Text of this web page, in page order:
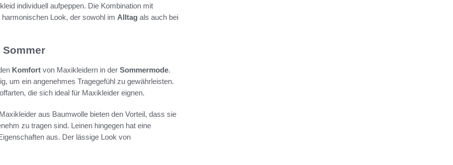
individuell aufpeppen. Die Kombination mit
Look, der sowohl im Alltag als auch bei
Komfort von Maxikleidern in der Sommermode.
um ein angenehmes Tragegefühl zu gewährleisten.
die sich ideal für Maxikleider eignen.
aus Baumwolle bieten den Vorteil, dass sie
zu tragen sind. Leinen hingegen hat eine
aus. Der lässige Look von